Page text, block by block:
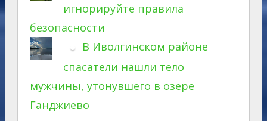
игнорируйте правила
безопасности
В Иволгинском районе
спасатели нашли тело
мужчины, утонувшего в озере
Ганджиево